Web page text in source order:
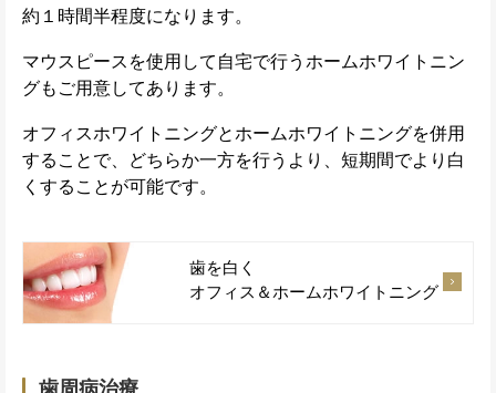
約１時間半程度になります。
マウスピースを使用して自宅で行うホームホワイトニン
グもご用意してあります。
オフィスホワイトニングとホームホワイトニングを併用
することで、どちらか一方を行うより、短期間でより白
くすることが可能です。
歯を白く
オフィス＆ホームホワイトニング
歯周病治療